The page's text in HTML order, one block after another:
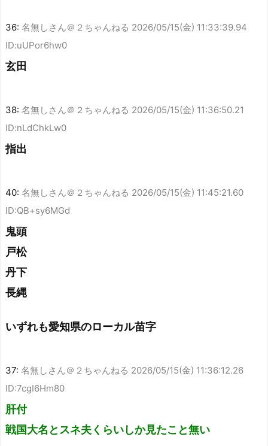
36: 名無しさん＠２ちゃんねる 2026/05/15(金) 11:33:39.94
ID:uUPor6hw0
玄田
38: 名無しさん＠２ちゃんねる 2026/05/15(金) 11:36:50.21
ID:nLdChkLw0
指出
40: 名無しさん＠２ちゃんねる 2026/05/15(金) 11:45:21.60
ID:QB+sy6MGd
鬼頭
戸松
丹下
長縄
いずれも愛知県のローカル苗字
37: 名無しさん＠２ちゃんねる 2026/05/15(金) 11:36:12.26
ID:7cgI6Hm80
肝付
戦国大名とスネ夫くらいしか見たこと無い